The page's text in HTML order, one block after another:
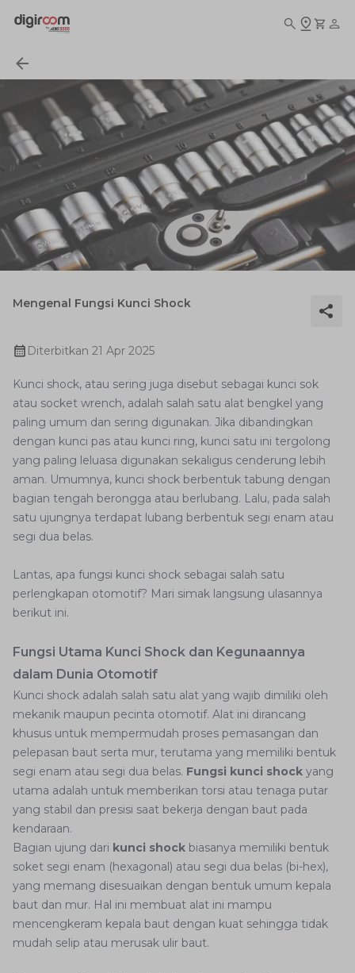
Mengenal Fungsi Kunci Shock
Diterbitkan 21 Apr 2025
Kunci shock, atau sering juga disebut sebagai kunci sok
atau socket wrench, adalah salah satu alat bengkel yang
paling umum dan sering digunakan. Jika dibandingkan
dengan kunci pas atau kunci ring, kunci satu ini tergolong
yang paling leluasa digunakan sekaligus cenderung lebih
aman. Umumnya, kunci shock berbentuk tabung dengan
bagian tengah berongga atau berlubang. Lalu, pada salah
satu ujungnya terdapat lubang berbentuk segi enam atau
segi dua belas.
Lantas, apa fungsi kunci shock sebagai salah satu
perlengkapan otomotif? Mari simak langsung ulasannya
berikut ini.
Fungsi Utama Kunci Shock dan Kegunaannya
dalam Dunia Otomotif
Kunci shock adalah salah satu alat yang wajib dimiliki oleh
mekanik maupun pecinta otomotif. Alat ini dirancang
khusus untuk mempermudah proses pemasangan dan
pelepasan baut serta mur, terutama yang memiliki bentuk
segi enam atau segi dua belas. Fungsi kunci shock yang
utama adalah untuk memberikan torsi atau tenaga putar
yang stabil dan presisi saat bekerja dengan baut pada
kendaraan.
Bagian ujung dari kunci shock biasanya memiliki bentuk
soket segi enam (hexagonal) atau segi dua belas (bi-hex),
yang memang disesuaikan dengan bentuk umum kepala
baut dan mur. Hal ini membuat alat ini mampu
mencengkeram kepala baut dengan kuat sehingga tidak
mudah selip atau merusak ulir baut.